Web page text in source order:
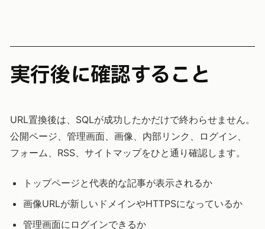
実行後に確認すること
URL置換後は、SQLが成功したかだけで終わらせません。
公開ページ、管理画面、画像、内部リンク、ログイン、
フォーム、RSS、サイトマップをひと通り確認します。
トップページと代表的な記事が表示されるか
画像URLが新しいドメインやHTTPSになっているか
管理画面にログインできるか